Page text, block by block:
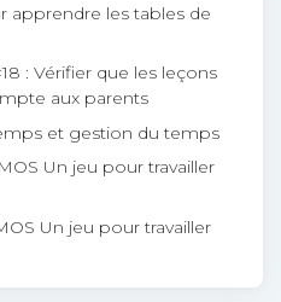
apprendre les tables de
: Vérifier que les leçons
aux parents
et gestion du temps
Un jeu pour travailler
Un jeu pour travailler